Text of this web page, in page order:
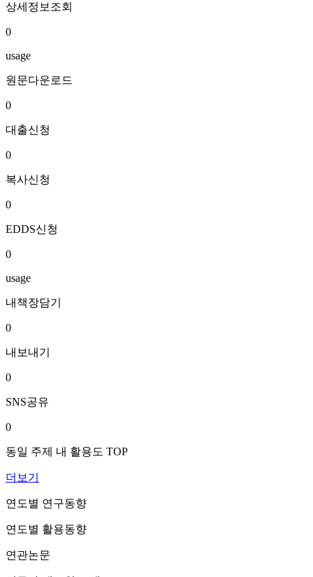
상세정보조회
0
usage
원문다운로드
0
대출신청
0
복사신청
0
EDDS신청
0
usage
내책장담기
0
내보내기
0
SNS공유
0
동일 주제 내 활용도 TOP
더보기
연도별 연구동향
연도별 활용동향
연관논문